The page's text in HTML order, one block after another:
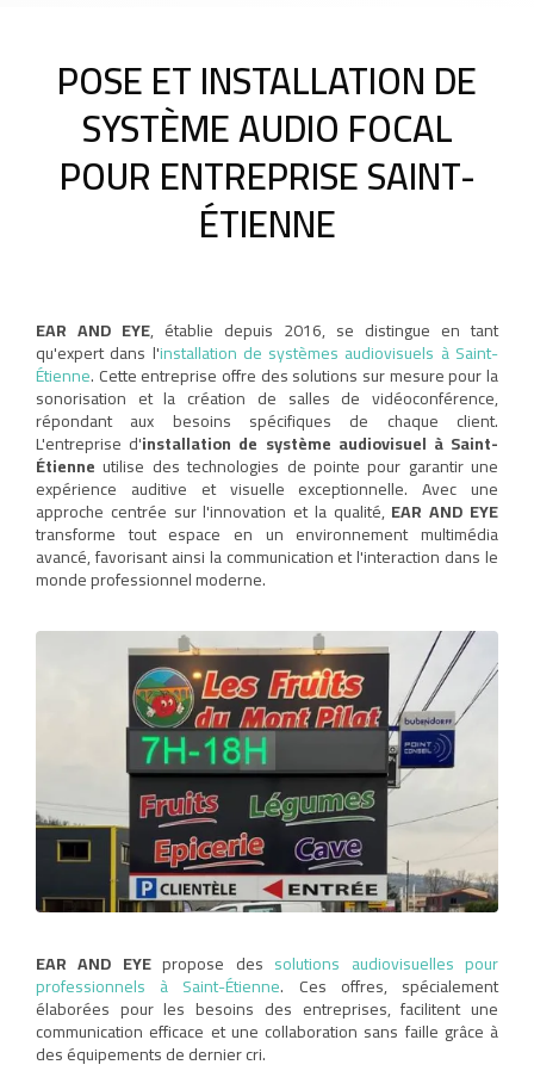
POSE ET INSTALLATION DE
SYSTÈME AUDIO FOCAL
POUR ENTREPRISE SAINT-
ÉTIENNE
EAR AND EYE, établie depuis 2016, se distingue en tant
qu'expert dans l'installation de systèmes audiovisuels à Saint-
Étienne. Cette entreprise offre des solutions sur mesure pour la
sonorisation et la création de salles de vidéoconférence,
répondant aux besoins spécifiques de chaque client.
L'entreprise d'installation de système audiovisuel à Saint-
Étienne utilise des technologies de pointe pour garantir une
expérience auditive et visuelle exceptionnelle. Avec une
approche centrée sur l'innovation et la qualité, EAR AND EYE
transforme tout espace en un environnement multimédia
avancé, favorisant ainsi la communication et l'interaction dans le
monde professionnel moderne.
EAR AND EYEpropose des solutions audiovisuelles pour
professionnels à Saint-Étienne. Ces offres, spécialement
élaborées pour les besoins des entreprises, facilitent une
communication efficace et une collaboration sans faille grâce à
des équipements de dernier cri.